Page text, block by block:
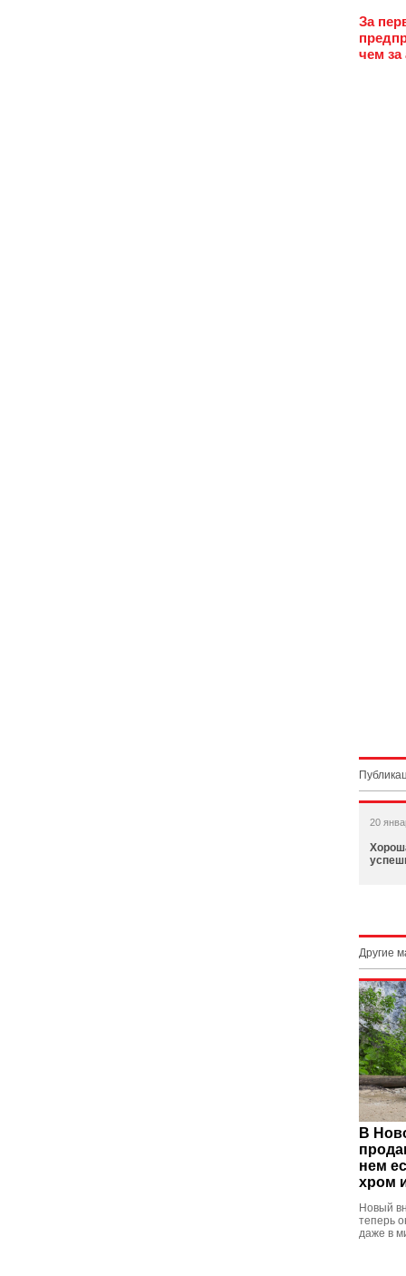
За
чем
20
Другие
В
нем
хром
Новый
теперь
даже в